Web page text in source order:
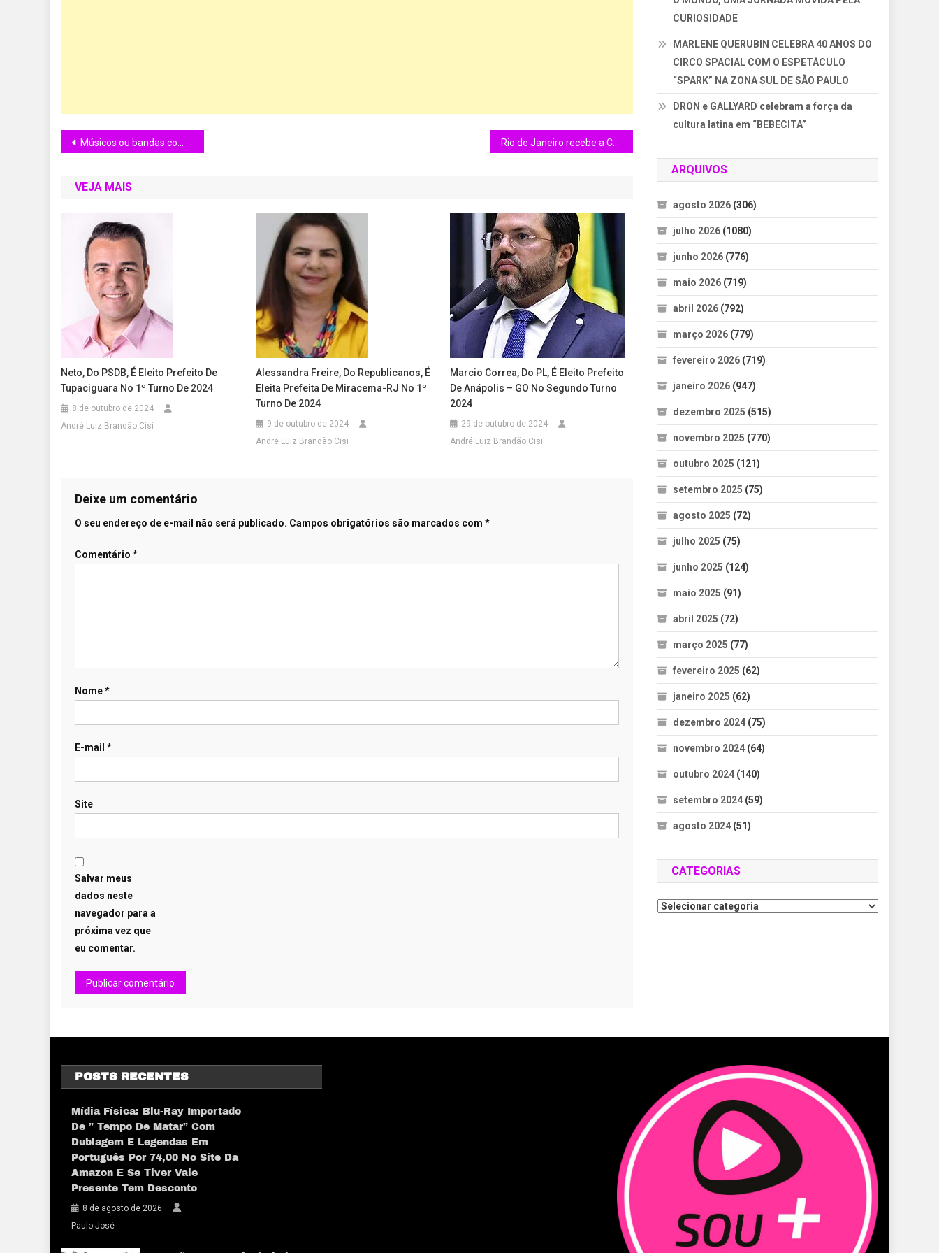
Músicos ou bandas com videoclipes exibidos na Sou Mais Pop
VEJA MAIS
Neto, Do PSDB, É Eleito Prefeito De
Tupaciguara No 1º Turno De 2024
8 de outubro de 2024
André Luiz Brandão Cisi
Alessandra Freire, Do Republicanos, É
Eleita Prefeita De Miracema-RJ No 1º
Turno De 2024
9 de outubro de 2024
André Luiz Brandão Cisi
Marcio Correa, Do PL, É Eleito Prefeito
De Anápolis – GO No Segundo Turno
2024
29 de outubro de 2024
André Luiz Brandão Cisi
Deixe um comentário
O seu endereço de e-mail não será publicado. Campos obrigatórios são marcados com *
Comentário *
Nome*
E-mail *
Site
Salvar meus
dados neste
navegador para a
próxima vez que
eu comentar.
CURIOSIDADE
MARLENE QUERUBIN CELEBRA 40 ANOS DO
CIRCO SPACIAL COM O ESPETÁCULO
“SPARK” NA ZONA SUL DE SÃO PAULO
DRON e GALLYARD celebram a força da
cultura latina em “BEBECITA”
ARQUIVOS
agosto 2026 (306)
julho 2026 (1080)
junho 2026 (776)
maio 2026 (719)
abril 2026 (792)
março 2026 (779)
fevereiro 2026 (719)
janeiro 2026 (947)
dezembro 2025 (515)
novembro 2025 (770)
outubro 2025 (121)
setembro 2025 (75)
agosto 2025 (72)
julho 2025 (75)
junho 2025 (124)
maio 2025 (91)
abril 2025 (72)
março 2025 (77)
fevereiro 2025 (62)
janeiro 2025 (62)
dezembro 2024 (75)
novembro 2024 (64)
outubro 2024 (140)
setembro 2024 (59)
agosto 2024 (51)
CATEGORIAS
POSTS RECENTES
Mídia Física: Blu-Ray Importado
De ” Tempo De Matar” Com
Dublagem E Legendas Em
Português Por 74,00 No Site Da
Amazon E Se Tiver Vale
Presente Tem Desconto
8 de agosto de 2026
Paulo José